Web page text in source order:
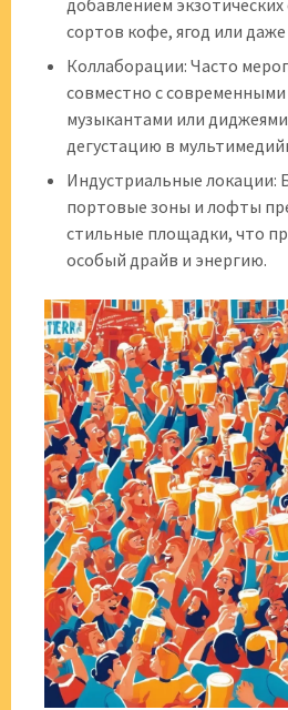
добавлением
сортов кофе, ягод или
Коллаборации: Часто
совместно с
музыкантами или
дегустацию в
Индустриальные локации:
портовые зоны и лофты
стильные площадки, что
особый драйв и энергию.